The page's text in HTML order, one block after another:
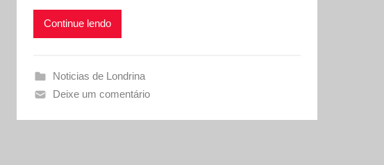
Continue lendo
Noticias de Londrina
Deixe um comentário